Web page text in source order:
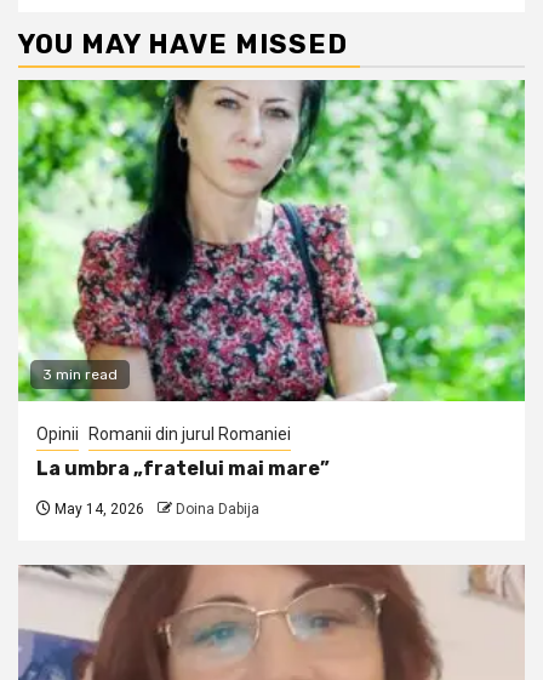
YOU MAY HAVE MISSED
3 min read
Opinii Romanii din jurul Romaniei
La umbra „fratelui mai mare”
May 14, 2026 Doina Dabija